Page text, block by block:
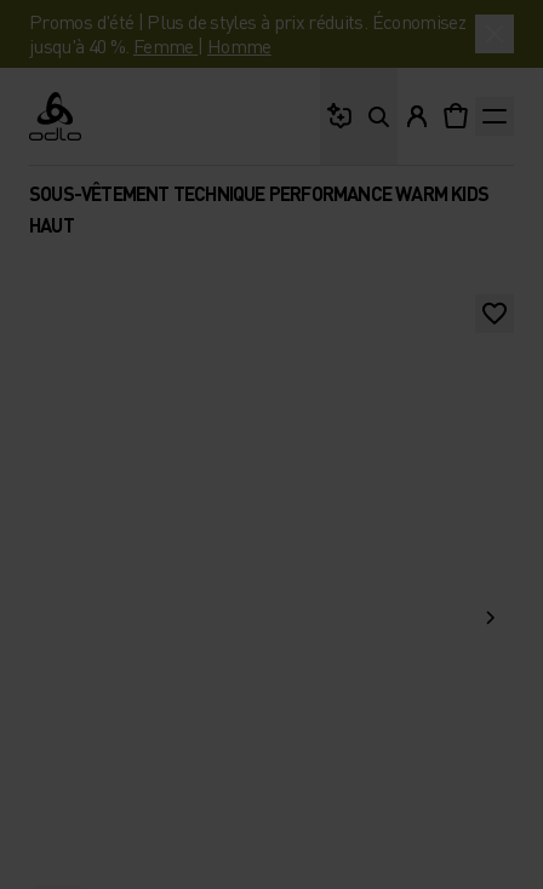
Promos d'été | Plus de styles à prix réduits. Économisez
jusqu'à 40 %. Femme | Homme
Odlo
SOUS-VÊTEMENT TECHNIQUE PERFORMANCE WARM KIDS
HAUT